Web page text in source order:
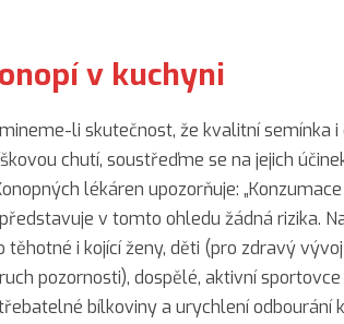
v kuchyni
li skutečnost, že kvalitní semínka
chutí, soustřeďme se na jejich
lékáren upozorňuje:
v tomto ohledu žádná rizika.
těhotné i kojící ženy, děti (pro zdravý
pozornosti), dospělé, aktivní
bílkoviny a urychlení odbourání